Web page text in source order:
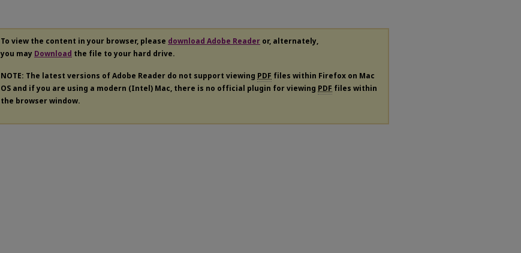
To view the content in your browser, please download Adobe Reader or, alternately,
you may Download the file to your hard drive.
NOTE: The latest versions of Adobe Reader do not support viewing PDF files within Firefox on Mac
OS and if you are using a modern (Intel) Mac, there is no official plugin for viewing PDF files within
the browser window.